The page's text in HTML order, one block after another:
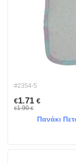
#2354-5
€1.71 €
€1.90€
Πανάκι